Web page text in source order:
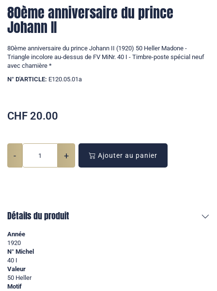
80ème anniversaire du prince
Johann II
80ème anniversaire du prince Johann II (1920) 50 Heller Madone -
Triangle incolore au-dessus de FV MiNr. 40 I - Timbre-poste spécial neuf
avec charnière *
N° D'ARTICLE: E120.05.01a
CHF 20.00
- + Ajouter au panier
Détails du produit
Année
1920
N° Michel
40 I
Valeur
50 Heller
Motif